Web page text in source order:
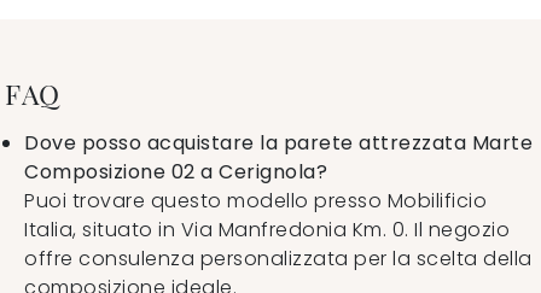
FAQ
Dove posso acquistare la parete attrezzata Marte
Composizione 02 a Cerignola?
Puoi trovare questo modello presso Mobilificio
Italia, situato in Via Manfredonia Km. 0. Il negozio
offre consulenza personalizzata per la scelta della
composizione ideale.